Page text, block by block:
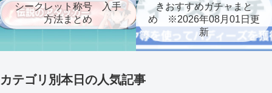
シークレット称号 入手
方法まとめ
きおすすめガチャまと
め ※2026年08月01日更
新
カテゴリ別本日の人気記事